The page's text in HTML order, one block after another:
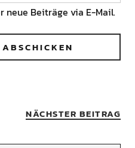
neue Beiträge via E-Mail.
NÄCHSTER BEITRAG